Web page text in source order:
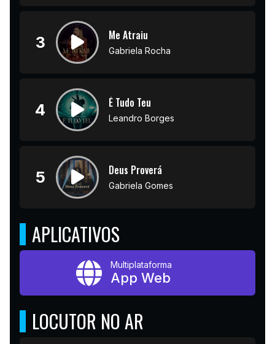
3 Me Atraiu
Gabriela Rocha
4 É Tudo Teu
Leandro Borges
5 Deus Proverá
Gabriela Gomes
APLICATIVOS
Multiplataforma
App Web
LOCUTOR NO AR